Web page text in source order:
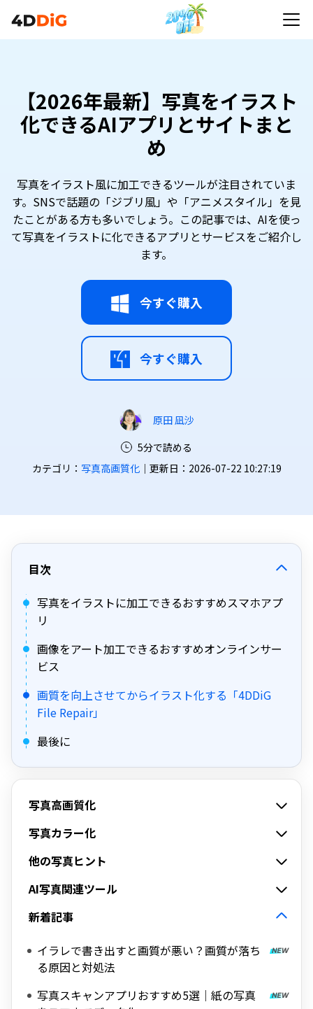
【2026年最新】写真をイラスト
化できるAIアプリとサイトまと
め
写真をイラスト風に加工できるツールが注目されていま
す。SNSで話題の「ジブリ風」や「アニメスタイル」を見
たことがある方も多いでしょう。この記事では、AIを使っ
て写真をイラストに化できるアプリとサービスをご紹介し
ます。
今すぐ購入
今すぐ購入
原田 凪沙
5分で読める
カテゴリ： 写真高画質化｜更新日：2026-07-22 10:27:19
目次
写真をイラストに加工できるおすすめスマホアプ
リ
画像をアート加工できるおすすめオンラインサー
ビス
画質を向上させてからイラスト化する「4DDiG
File Repair」
最後に
写真高画質化
写真カラー化
他の写真ヒント
AI写真関連ツール
新着記事
イラレで書き出すと画質が悪い？画質が落ち
る原因と対処法
写真スキャンアプリおすすめ5選｜紙の写真